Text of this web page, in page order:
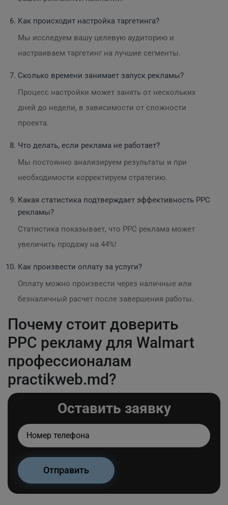
Как происходит настройка таргетинга?
Мы исследуем вашу целевую аудиторию и
настраиваем таргетинг на лучшие сегменты.
Сколько времени занимает запуск рекламы?
Процесс настройки может занять от нескольких
дней до недели, в зависимости от сложности
проекта.
Что делать, если реклама не работает?
Мы постоянно анализируем результаты и при
необходимости корректируем стратегию.
Какая статистика подтверждает эффективность PPC
рекламы?
Статистика показывает, что PPC реклама может
увеличить продажу на 44%!
Как произвести оплату за услуги?
Оплату можно произвести через наличные или
безналичный расчет после завершения работы.
Почему стоит доверить
PPC рекламу для Walmart
профессионалам
practikweb.md?
Оставить заявку